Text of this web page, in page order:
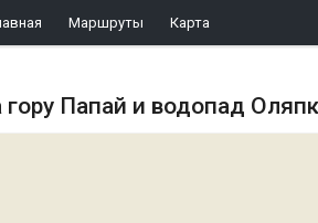
Маршруты Карта
гору Папай и водопад